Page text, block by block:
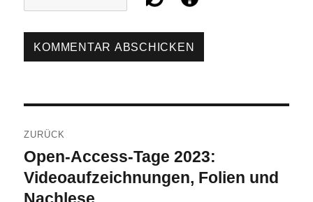
ZURÜCK
Vorheriger
Beitrag:
Open-Access-Tage 2023:
Videoaufzeichnungen, Folien und
Nachlese